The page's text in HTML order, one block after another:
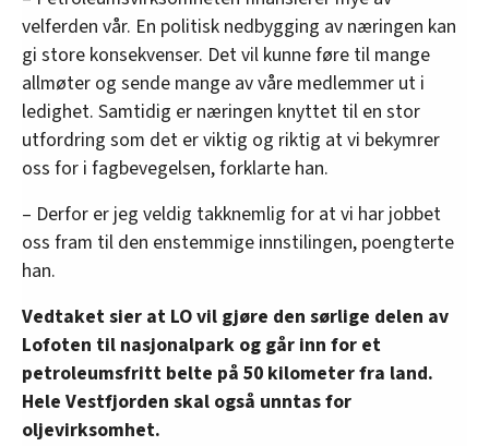
velferden vår. En politisk nedbygging av næringen kan
gi store konsekvenser. Det vil kunne føre til mange
allmøter og sende mange av våre medlemmer ut i
ledighet. Samtidig er næringen knyttet til en stor
utfordring som det er viktig og riktig at vi bekymrer
oss for i fagbevegelsen, forklarte han.
– Derfor er jeg veldig takknemlig for at vi har jobbet
oss fram til den enstemmige innstilingen, poengterte
han.
Vedtaket sier at LO vil gjøre den sørlige delen av
Lofoten til nasjonalpark og går inn for et
petroleumsfritt belte på 50 kilometer fra land.
Hele Vestfjorden skal også unntas for
oljevirksomhet.